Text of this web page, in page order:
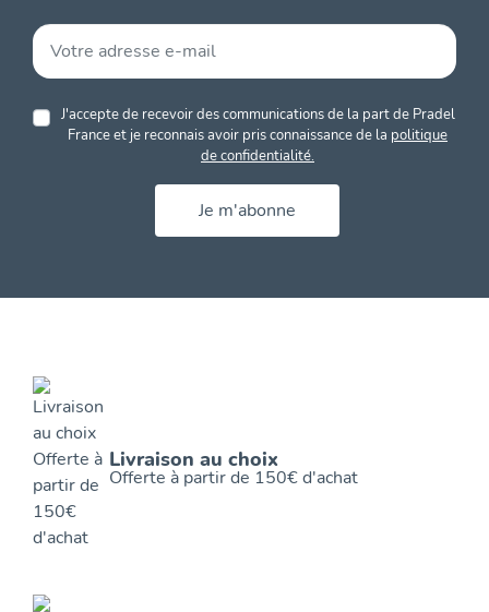
J'accepte de recevoir des communications de la part de Pradel
France et je reconnais avoir pris connaissance de la politique
de confidentialité.
Je m'abonne
Livraison au choix
Offerte à partir de 150€ d'achat